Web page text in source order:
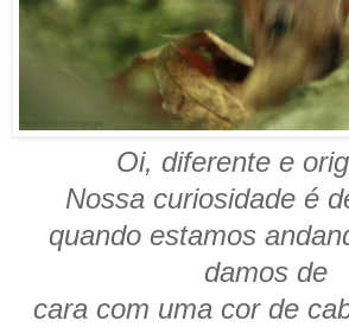
Oi, diferente e
Nossa curiosidade é
quando estamos
damos de
cara com uma cor de